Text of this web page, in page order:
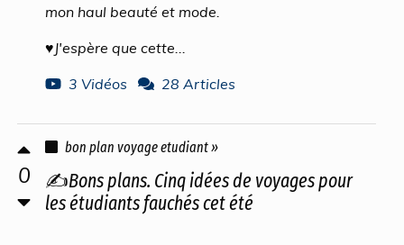
mon haul beauté et mode.
♥J'espère que cette...
3 Vidéos
28 Articles
0
bon plan voyage etudiant »
✍Bons plans. Cinq idées de voyages pour
les étudiants fauchés cet été